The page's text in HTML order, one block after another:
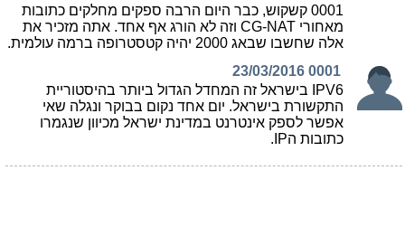
0001 קשקוש, כבר היום הרבה ספקים מחלקים כתובות
מאחורי CG-NAT וזה לא הורג אף אחד. אתה מזכיר את
אלה שחשבו שבאג 2000 יהיה קטסטרופה ברמה עולמית.
0001
23/03/2016
IPV6 בישראל זה המחדל הגדול ביותר בהיסטוריית
התקשורת בישראל. יום אחד נקום בבוקר ונגלה שאי
אפשר לספק אינטרנט במדינת ישראל מכיוון שנגמרו
כתובות הIP.